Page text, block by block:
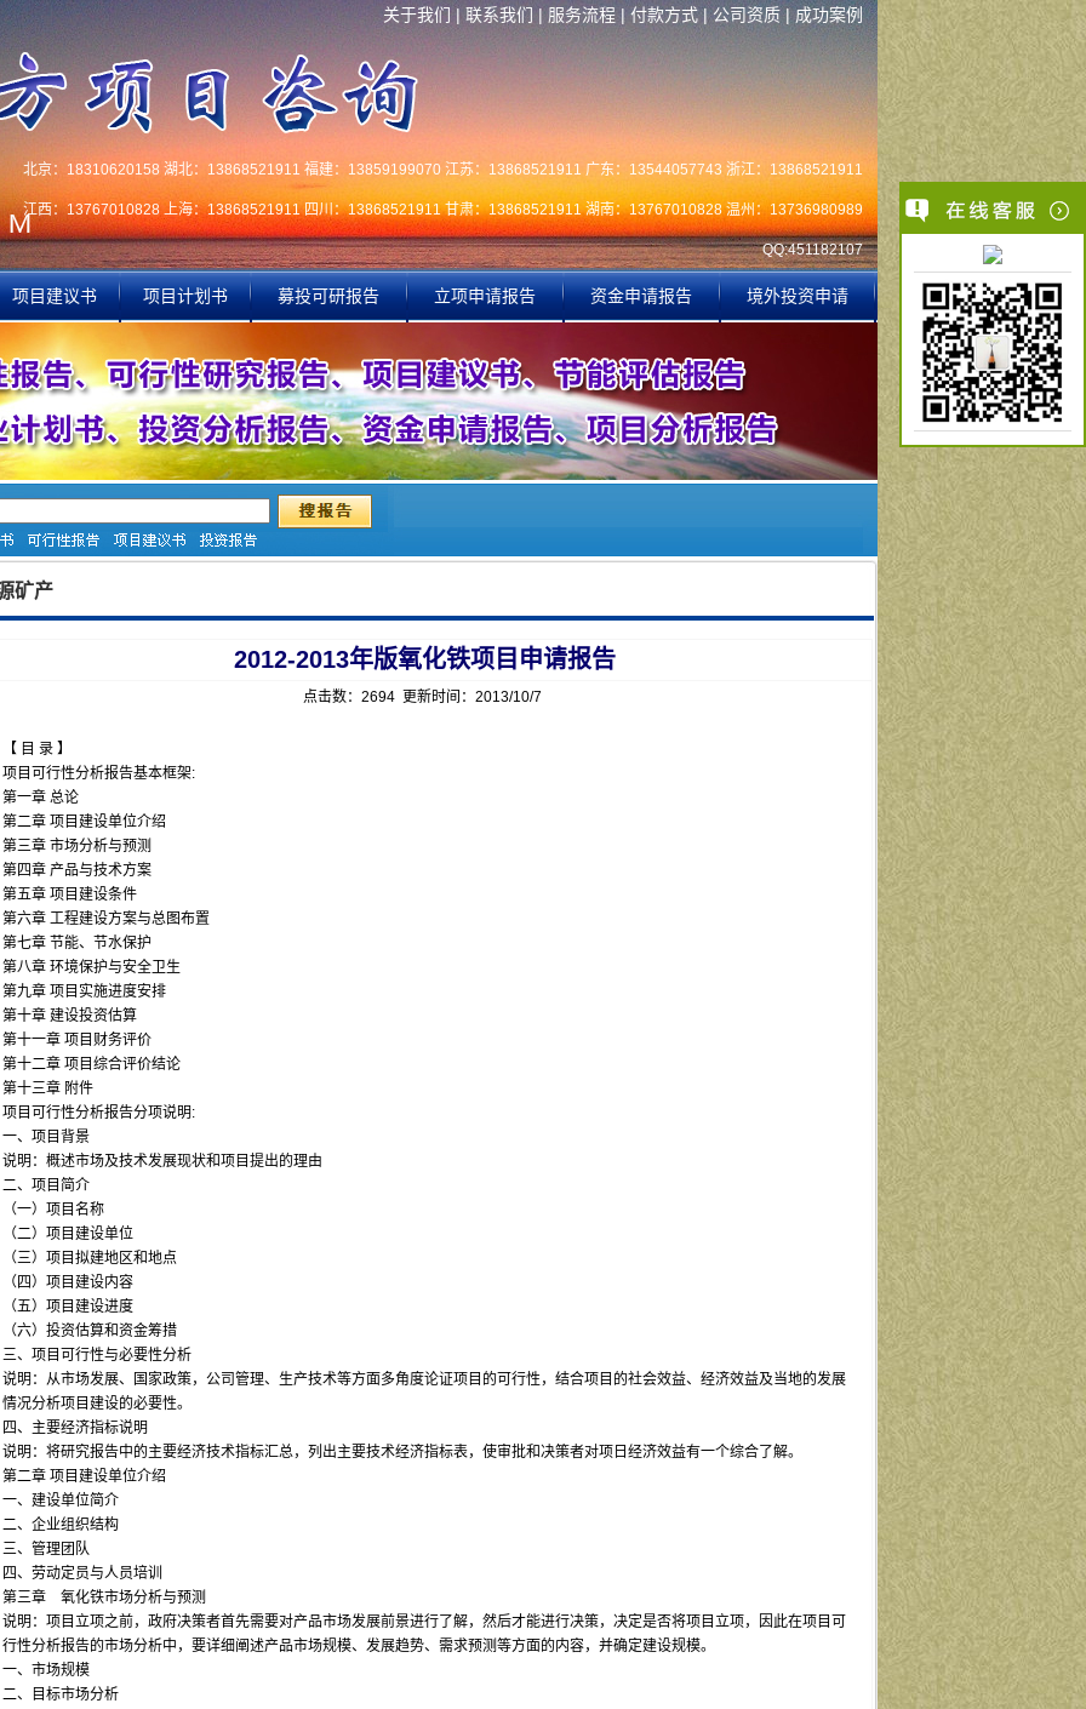
关于我们 | 联系我们 |服务流程 | 付款方式|公司资质|成功案例
北京：18310620158 湖北：13868521911 福建：13859199070 江苏：13868521911 广东：13544057743 浙江：13868521911
江西：13767010828 上海：13868521911 四川：13868521911 甘肃：13868521911 湖南：13767010828 温州：13736980989
QQ:451182107
项目建议书 项目计划书 募投可研报告 立项申请报告 资金申请报告 境外投资申请
矿产
2012-2013年版氧化铁项目申请报告
点击数：2694 更新时间：2013/10/7
【 目 录 】
项目可行性分析报告基本框架:
第一章 总论
第二章 项目建设单位介绍
第三章 市场分析与预测
第四章 产品与技术方案
第五章 项目建设条件
第六章 工程建设方案与总图布置
第七章 节能、节水保护
第八章 环境保护与安全卫生
第九章 项目实施进度安排
第十章 建设投资估算
第十一章 项目财务评价
第十二章 项目综合评价结论
第十三章 附件
项目可行性分析报告分项说明:
一、项目背景
说明：概述市场及技术发展现状和项目提出的理由
二、项目简介
（一）项目名称
（二）项目建设单位
（三）项目拟建地区和地点
（四）项目建设内容
（五）项目建设进度
（六）投资估算和资金筹措
三、项目可行性与必要性分析
说明：从市场发展、国家政策，公司管理、生产技术等方面多角度论证项目的可行性，结合项目的社会效益、经济效益及当地的发展
情况分析项目建设的必要性。
四、主要经济指标说明
说明：将研究报告中的主要经济技术指标汇总，列出主要技术经济指标表，使审批和决策者对项日经济效益有一个综合了解。
第二章 项目建设单位介绍
一、建设单位简介
二、企业组织结构
三、管理团队
四、劳动定员与人员培训
第三章 氧化铁市场分析与预测
说明：项目立项之前，政府决策者首先需要对产品市场发展前景进行了解，然后才能进行决策，决定是否将项目立项，因此在项目可
行性分析报告的市场分析中，要详细阐述产品市场规模、发展趋势、需求预测等方面的内容，并确定建设规模。
一、市场规模
二、目标市场分析